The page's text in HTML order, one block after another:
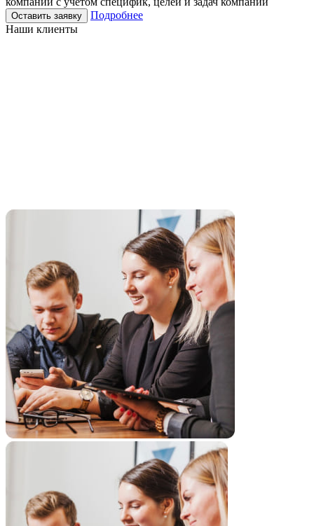
Оставить заявку
Подробнее
Наши клиенты